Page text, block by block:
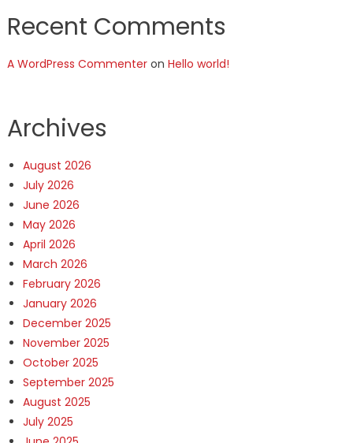
Recent Comments
A WordPress Commenteron Hello world!
Archives
August 2026
July 2026
June 2026
May 2026
April 2026
March 2026
February 2026
January 2026
December 2025
November 2025
October 2025
September 2025
August 2025
July 2025